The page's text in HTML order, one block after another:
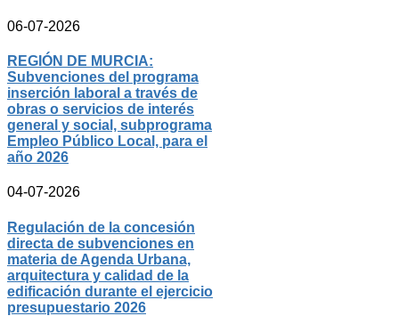
06-07-2026
REGIÓN DE MURCIA:
Subvenciones del programa
inserción laboral a través de
obras o servicios de interés
general y social, subprograma
Empleo Público Local, para el
año 2026
04-07-2026
Regulación de la concesión
directa de subvenciones en
materia de Agenda Urbana,
arquitectura y calidad de la
edificación durante el ejercicio
presupuestario 2026